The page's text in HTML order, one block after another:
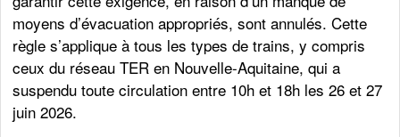
moyens d’évacuation appropriés, sont annulés. Cette
règle s’applique à tous les types de trains, y compris
ceux du réseau TER en Nouvelle-Aquitaine, qui a
suspendu toute circulation entre 10h et 18h les 26 et 27
juin 2026.